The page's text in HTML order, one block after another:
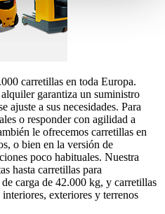
carretillas en toda Europa.
garantiza un suministro
ajuste a sus necesidades. Para
o responder con agilidad a
le ofrecemos carretillas en
o bien en la versión de
poco habituales. Nuestra
hasta carretillas para
carga de 42.000 kg, y carretillas
exteriores y terrenos